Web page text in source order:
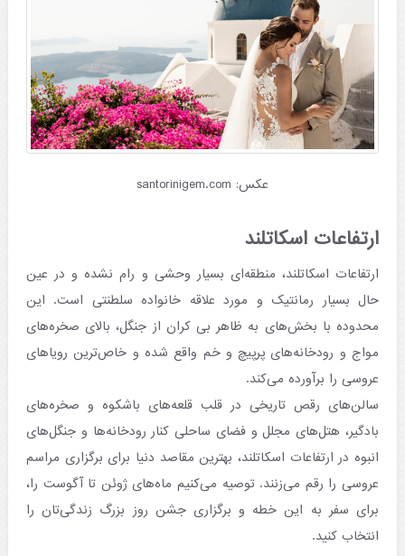
عکس: santorinigem.com
ارتفاعات اسکاتلند
ارتفاعات اسکاتلند، منطقه‌ای بسیار وحشی و رام نشده و در عین
حال بسیار رمانتیک و مورد علاقه خانواده سلطنتی است. این
محدوده با بخش‌های به ظاهر بی کران از جنگل، بالای صخره‌های
مواج و رودخانه‌های پرپیچ و خم واقع شده و خاص‌ترین رویاهای
عروسی را برآورده می‌کند.
سالن‌های رقص تاریخی در قلب قلعه‌های باشکوه و صخره‌های
بادگیر، هتل‌های مجلل و فضای ساحلی کنار رودخانه‌ها و جنگل‌های
انبوه در ارتفاعات اسکاتلند، بهترین مقاصد دنیا برای برگزاری مراسم
عروسی را رقم می‌زنند. توصیه می‌کنیم ماه‌های ژوئن تا آگوست را،
برای سفر به این خطه و برگزاری جشن روز بزرگ زندگی‌تان را
انتخاب کنید.